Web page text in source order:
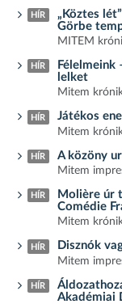
HÍR
„Köztes
Görbe
MITEM
HÍR
Félelmeink
lelket
Mitem
HÍR Játékos
Mitem
HÍR A közöny
Mitem
HÍR
Molière úr
Comédie
Mitem
HÍR Disznók
Mitem
HÍR
Akadémiai